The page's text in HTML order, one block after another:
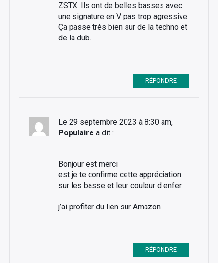
ZSTX. Ils ont de belles basses avec
une signature en V pas trop agressive.
Ça passe très bien sur de la techno et
de la dub.
RÉPONDRE
Le 29 septembre 2023 à 8:30 am,
Populaire a dit :
Bonjour est merci
est je te confirme cette appréciation
sur les basse et leur couleur d enfer
j’ai profiter du lien sur Amazon
RÉPONDRE